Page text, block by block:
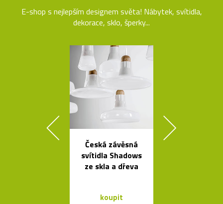
E-shop s nejlepším designem světa! Nábytek, svítidla,
dekorace, sklo, šperky...
Česká závěsná
svítidla Shadows
ze skla a dřeva
koupit